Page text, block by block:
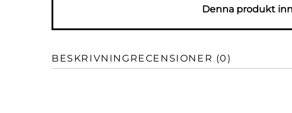
Denna produkt
BESKRIVNING RECENSIONER (0)